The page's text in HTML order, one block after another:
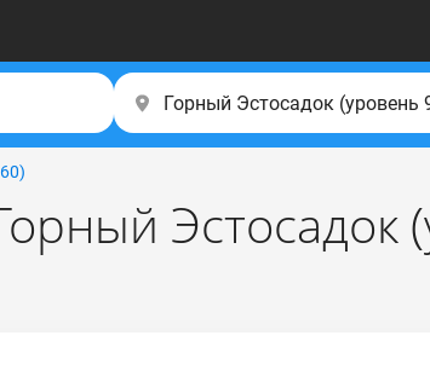
Эcтocaдoк